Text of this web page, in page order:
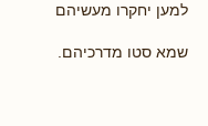
למען יחקרו מעשיהם
שמא סטו מדרכיהם.